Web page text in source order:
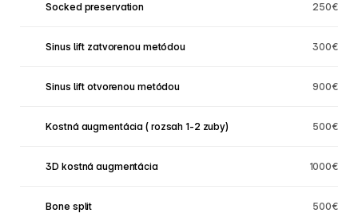
Socked preservation 250€
Sinus lift zatvorenou metódou 300€
Sinus lift otvorenou metódou 900€
Kostná augmentácia ( rozsah 1-2 zuby) 500€
3D kostná augmentácia 1000€
Bone split 500€